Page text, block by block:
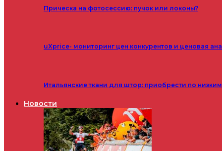
Прическа на фотосессию: пучок или локоны?
uXprice- мониторинг цен конкурентов и ценовая
Итальянские ткани для штор: приобрести по
Новости